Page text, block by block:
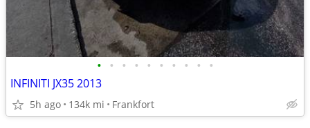
• • • • • • • • • •
INFINITI JX35 2013
5h ago 134k mi Frankfort